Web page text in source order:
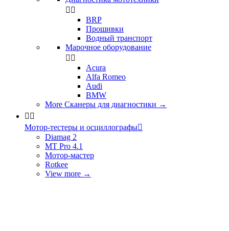
 
BRP
Прошивки
Водный транспорт
Марочное оборудование
 
Acura
Alfa Romeo
Audi
BMW
More Сканеры для диагностики →
 
Мотор-тестеры и осциллографы
Diamag 2
MT Pro 4.1
Мотор-мастер
Rotkee
View more →